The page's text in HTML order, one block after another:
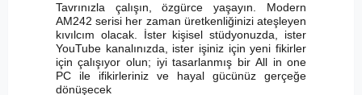
Tavrınızla çalışın, özgürce yaşayın. Modern
AM242 serisi her zaman üretkenliğinizi ateşleyen
kıvılcım olacak. İster kişisel stüdyonuzda, ister
YouTube kanalınızda, ister işiniz için yeni fikirler
için çalışıyor olun; iyi tasarlanmış bir All in one
PC ile ifikirleriniz ve hayal gücünüz gerçeğe
dönüşecek